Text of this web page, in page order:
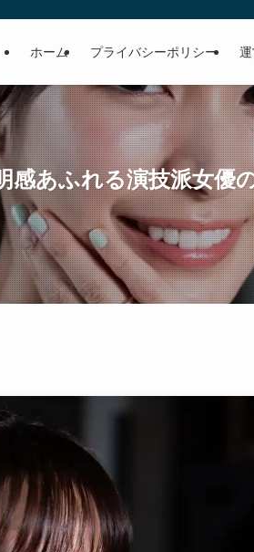
ホーム プライバシーポリシー
感あふれる演技派女優